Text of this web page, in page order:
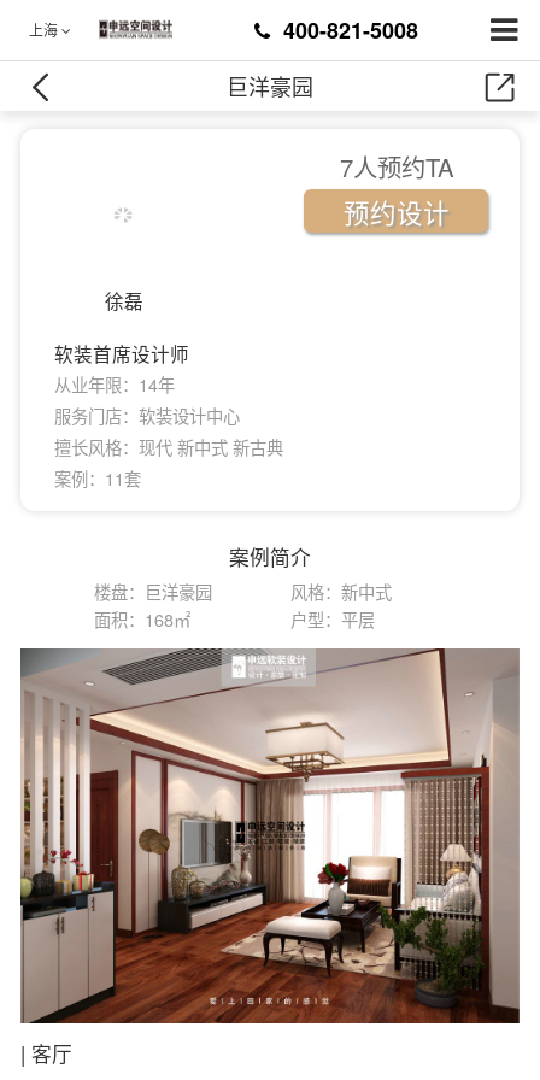
上海
400-821-5008
巨洋豪园
徐磊
软装首席设计师
从业年限：14年
服务门店：软装设计中心
擅长风格：现代 新中式 新古典
案例：11套
7人预约TA
预约设计
案例简介
楼盘：巨洋豪园
风格：新中式
面积：168㎡
户型：平层
| 客厅